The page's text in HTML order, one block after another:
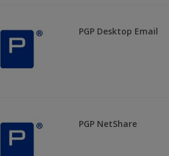
PGP Desktop Email
PGP NetShare